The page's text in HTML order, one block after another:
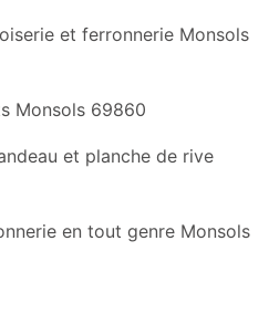
et ferronnerie Monsols
Monsols 69860
et planche de rive
en tout genre Monsols